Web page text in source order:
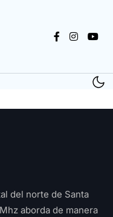
del norte de Santa
aborda de manera